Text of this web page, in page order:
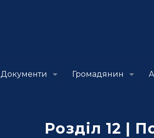
Документи Громадянин
Розділ 12 |